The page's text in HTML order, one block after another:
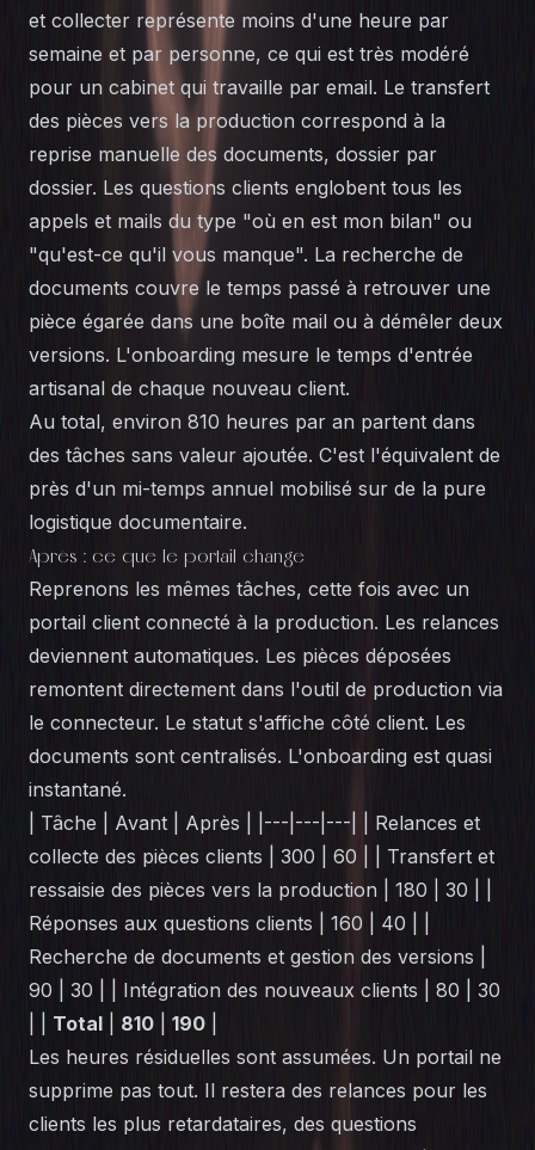
et collecter représente moins d'une heure par
semaine et par personne, ce qui est très modéré
pour un cabinet qui travaille par email. Le transfert
des pièces vers la production correspond à la
reprise manuelle des documents, dossier par
dossier. Les questions clients englobent tous les
appels et mails du type "où en est mon bilan" ou
"qu'est-ce qu'il vous manque". La recherche de
documents couvre le temps passé à retrouver une
pièce égarée dans une boîte mail ou à démêler deux
versions. L'onboarding mesure le temps d'entrée
artisanal de chaque nouveau client.
Au total, environ 810 heures par an partent dans
des tâches sans valeur ajoutée. C'est l'équivalent de
près d'un mi-temps annuel mobilisé sur de la pure
logistique documentaire.
Après : ce que le portail change
Reprenons les mêmes tâches, cette fois avec un
portail client connecté à la production. Les relances
deviennent automatiques. Les pièces déposées
remontent directement dans l'outil de production via
le connecteur. Le statut s'affiche côté client. Les
documents sont centralisés. L'onboarding est quasi
instantané.
| Tâche | Avant | Après | |---|---|---| | Relances et
collecte des pièces clients | 300 | 60 | | Transfert et
ressaisie des pièces vers la production | 180 | 30 | |
Réponses aux questions clients | 160 | 40 | |
Recherche de documents et gestion des versions |
90 | 30 | | Intégration des nouveaux clients | 80 | 30
Total 810 190
Les heures résiduelles sont assumées. Un portail ne
supprime pas tout. Il restera des relances pour les
clients les plus retardataires, des questions